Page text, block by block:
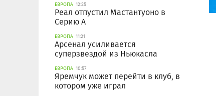
ЕВРОПА 12:25
Реал отпустил Мастантуоно в
Серию А
ЕВРОПА 11:21
Арсенал усиливается
суперзвездой из Ньюкасла
ЕВРОПА 10:57
Яремчук может перейти в клуб, в
котором уже играл